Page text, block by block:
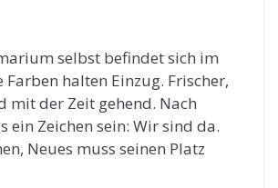
selbst befindet sich im
Farben halten Einzug. Frischer,
mit der Zeit gehend. Nach
ein Zeichen sein: Wir sind da.
Neues muss seinen Platz